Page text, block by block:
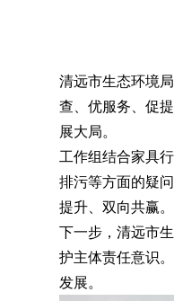
清远市生态环境
查、优服务、促
展大局。
工作组结合家具
排污等方面的疑问
提升、双向共赢。
下一步 ， 清远市
护主体责任意识。
发展。